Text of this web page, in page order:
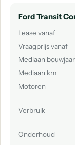
Ford Transit
Lease vanaf
Vraagprijs vanaf
Mediaan bouwjaar
Mediaan km
Motoren
Verbruik
Onderhoud